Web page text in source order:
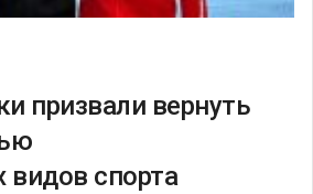
призвали вернуть
спорта